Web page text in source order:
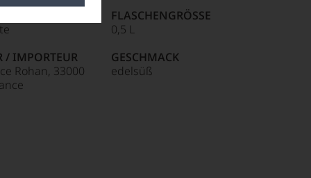
/ IMPORTEUR
Rohan, 33000
FLASCHENGRÖSSE
0,5 L
GESCHMACK
edelsüß